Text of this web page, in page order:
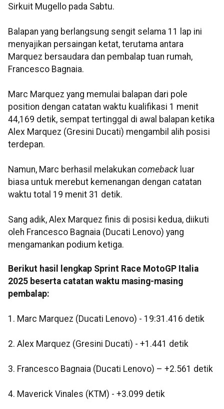
Sirkuit Mugello pada Sabtu.
Balapan yang berlangsung sengit selama 11 lap ini
menyajikan persaingan ketat, terutama antara
Marquez bersaudara dan pembalap tuan rumah,
Francesco Bagnaia.
Marc Marquez yang memulai balapan dari pole
position dengan catatan waktu kualifikasi 1 menit
44,169 detik, sempat tertinggal di awal balapan ketika
Alex Marquez (Gresini Ducati) mengambil alih posisi
terdepan.
Namun, Marc berhasil melakukan comeback luar
biasa untuk merebut kemenangan dengan catatan
waktu total 19 menit 31 detik.
Sang adik, Alex Marquez finis di posisi kedua, diikuti
oleh Francesco Bagnaia (Ducati Lenovo) yang
mengamankan podium ketiga.
Berikut hasil lengkap Sprint Race MotoGP Italia
2025 beserta catatan waktu masing-masing
pembalap:
1. Marc Marquez (Ducati Lenovo) - 19:31.416 detik
2. Alex Marquez (Gresini Ducati) - +1.441 detik
3. Francesco Bagnaia (Ducati Lenovo) – +2.561 detik
4. Maverick Vinales (KTM) - +3.099 detik